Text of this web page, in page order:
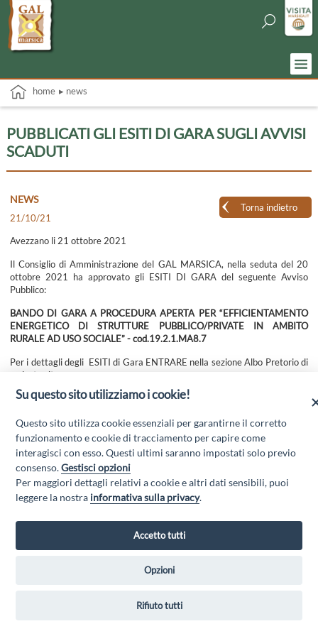
home ▸ news
PUBBLICATI GLI ESITI DI GARA SUGLI AVVISI
SCADUTI
Torna indietro
NEWS
21/10/21
Avezzano li 21 ottobre 2021
Il Consiglio di Amministrazione del GAL MARSICA, nella seduta del 20
ottobre 2021 ha approvato gli ESITI DI GARA del seguente Avviso
Pubblico:
BANDO DI GARA A PROCEDURA APERTA PER “EFFICIENTAMENTO
ENERGETICO DI STRUTTURE PUBBLICO/PRIVATE IN AMBITO
RURALE AD USO SOCIALE” - cod.19.2.1.MA8.7
Per i dettagli degli ESITI di Gara ENTRARE nella sezione Albo Pretorio di
codesto sito.
GAL MARSICA Via XX Settembre, 51 - 67051 Avezzano (AQ) - P.Iva
Su questo sito utilizziamo i cookie!
Questo sito utilizza cookie essenziali per garantirne il corretto
funzionamento e cookie di tracciamento per capire come
interagisci con esso. Questi ultimi saranno impostati solo previo
consenso.Gestisci opzioni
Per maggiori dettagli relativi a cookie e altri dati sensibili, puoi
leggere la nostra informativa sulla privacy.
Accetto tutti
Opzioni
Rifiuto tutti